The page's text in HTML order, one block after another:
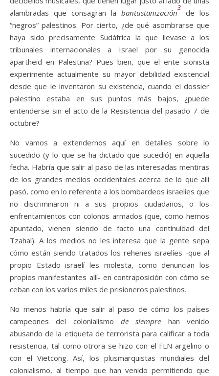
alambradas que consagran la bantustanización
3
de los
“negros” palestinos. Por cierto, ¿de qué asombrarse que
haya sido precisamente Sudáfrica la que llevase a los
tribunales internacionales a Israel por su genocida
apartheid en Palestina? Pues bien, que el ente sionista
experimente actualmente su mayor debilidad existencial
desde que le inventaron su existencia, cuando el dossier
palestino estaba en sus puntos más bajos, ¿puede
entenderse sin el acto de la Resistencia del pasado 7 de
octubre?
No vamos a extendernos aquí en detalles sobre lo
sucedido (y lo que se ha dictado que sucedió) en aquella
fecha. Habría que salir al paso de las interesadas mentiras
de los grandes medios occidentales acerca de lo que allí
pasó, como en lo referente a los bombardeos israelíes que
no discriminaron ni a sus propios ciudadanos, o los
enfrentamientos con colonos armados (que, como hemos
apuntado, vienen siendo de facto una continuidad del
Tzahal). A los medios no les interesa que la gente sepa
cómo están siendo tratados los rehenes israelíes -que al
propio Estado israelí les molesta, como denuncian los
propios manifestantes allí- en contraposición con cómo se
ceban con los varios miles de prisioneros palestinos.
No menos habría que salir al paso de cómo los países
campeones del colonialismo de siempre han venido
abusando de la etiqueta de terrorista para calificar a toda
resistencia, tal como otrora se hizo con el FLN argelino o
con el Vietcong. Así, los plusmarquistas mundiales del
colonialismo, al tiempo que han venido permitiendo que